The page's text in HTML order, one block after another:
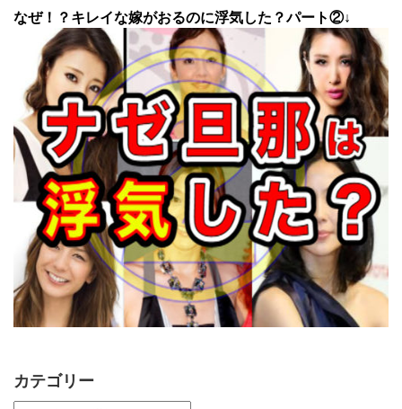
なぜ！？キレイな嫁がおるのに浮気した？パート②↓
カテゴリー